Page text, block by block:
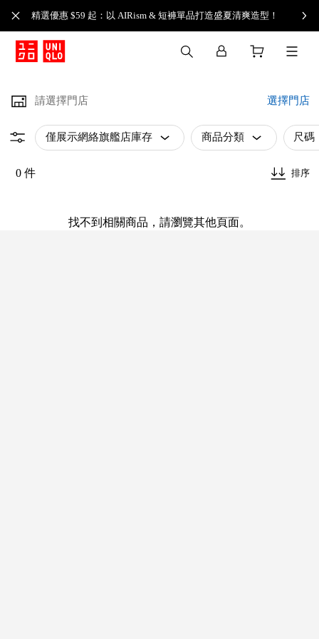
精選優惠 $59 起：以 AIRism & 短褲單品打造盛夏清爽造型！
請選擇門店 選擇門店
僅展示網絡旗艦店庫存 商品分類 尺碼
0 件 排序
找不到相關商品，請瀏覽其他頁面。